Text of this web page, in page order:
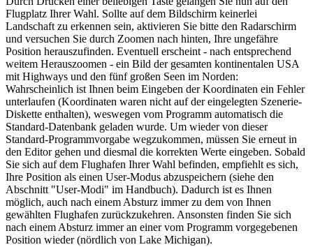
Flugplatz Ihrer Wahl. Sollte auf dem Bildschirm keinerlei
Landschaft zu erkennen sein, aktivieren Sie bitte den Radarschirm
und versuchen Sie durch Zoomen nach hinten, Ihre ungefähre
Position herauszufinden. Eventuell erscheint - nach entsprechend
weitem Herauszoomen - ein Bild der gesamten kontinentalen USA
mit Highways und den fünf großen Seen im Norden:
Wahrscheinlich ist Ihnen beim Eingeben der Koordinaten ein Fehler
unterlaufen (Koordinaten waren nicht auf der eingelegten Szenerie-
Diskette enthalten), weswegen vom Programm automatisch die
Standard-Datenbank geladen wurde. Um wieder von dieser
Standard-Programmvorgabe wegzukommen, müssen Sie erneut in
den Editor gehen und diesmal die korrekten Werte eingeben. Sobald
Sie sich auf dem Flughafen Ihrer Wahl befinden, empfiehlt es sich,
Ihre Position als einen User-Modus abzuspeichern (siehe den
Abschnitt "User-Modi" im Handbuch). Dadurch ist es Ihnen
möglich, auch nach einem Absturz immer zu dem von Ihnen
gewählten Flughafen zurückzukehren. Ansonsten finden Sie sich
nach einem Absturz immer an einer vom Programm vorgegebenen
Position wieder (nördlich von Lake Michigan).